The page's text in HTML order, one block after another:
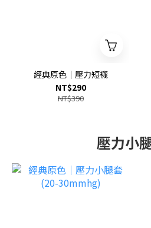
經典原色｜壓力短襪
NT$290
NT$390
壓力小